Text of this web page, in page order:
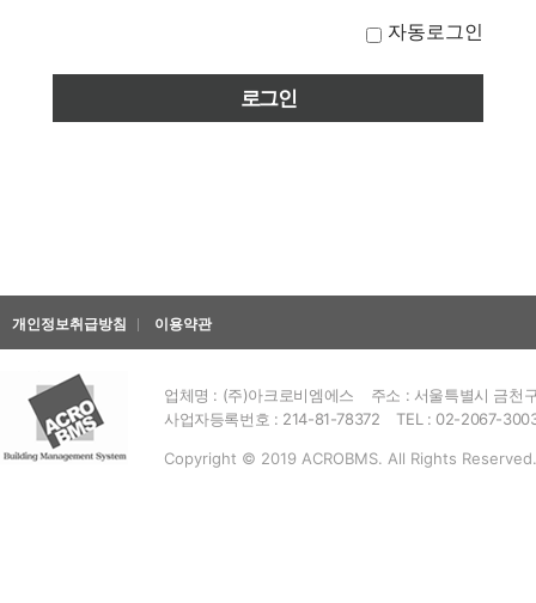
자동로그인
개인정보취급방침 이용약관
업체명 : (주)아크로비엠에스
주소 : 서울특별시 금천
사업자등록번호 : 214-81-78372
TEL : 02-2067-
Copyright © 2019 ACROBMS. All Rights Reserved.